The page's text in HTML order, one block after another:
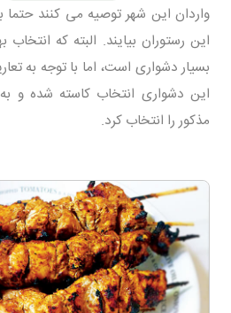
واردان این شهر توصیه می کنند
این رستوران بیایند. البته که انتخاب
بسیار دشواری است، اما با توجه به
این دشواری انتخاب کاسته شده و
مذکور را انتخاب کرد.